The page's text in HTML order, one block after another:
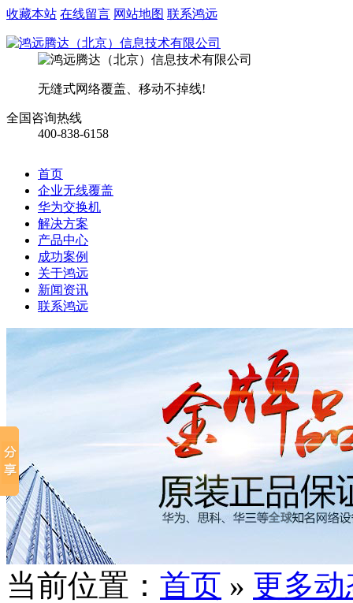
收藏本站 在线留言 网站地图 联系鸿远
无缝式网络覆盖、移动不掉线!
全国咨询热线
400-838-6158
首页
企业无线覆盖
华为交换机
解决方案
产品中心
成功案例
关于鸿远
新闻资讯
联系鸿远
当前位置： 首页 » 更多动